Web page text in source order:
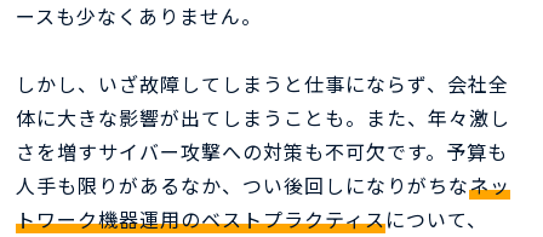
ースも少なくありません。
しかし、いざ故障してしまうと仕事にならず、会社全
体に大きな影響が出てしまうことも。また、年々激し
さを増すサイバー攻撃への対策も不可欠です。予算も
人手も限りがあるなか、つい後回しになりがちなネッ
トワーク機器運用のベストプラクティスについて、